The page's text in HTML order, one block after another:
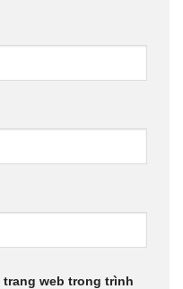
web trong trình